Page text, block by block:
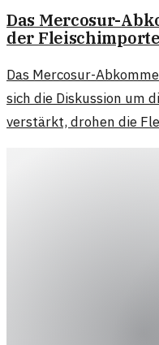
Das Mercosur-
der
Das Mercosur-
sich die Diskussion um
verstärkt, drohen die